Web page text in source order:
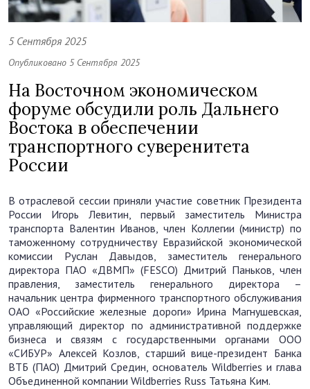
5 Сентября 2025
Опубликовано 5 Сентября 2025
На Восточном экономическом
форуме обсудили роль Дальнего
Востока в обеспечении
транспортного суверенитета
России
В отраслевой сессии приняли участие советник Президента
России Игорь Левитин, первый заместитель Министра
транспорта Валентин Иванов, член Коллегии (министр) по
таможенному сотрудничеству Евразийской экономической
комиссии Руслан Давыдов, заместитель генерального
директора ПАО «ДВМП» (FESCO) Дмитрий Паньков, член
правления, заместитель генерального директора –
начальник центра фирменного транспортного обслуживания
ОАО «Российские железные дороги» Ирина Магнушевская,
управляющий директор по административной поддержке
бизнеса и связям с государственными органами ООО
«СИБУР» Алексей Козлов, старший вице-президент Банка
ВТБ (ПАО) Дмитрий Средин, основатель Wildberries и глава
Объединенной компании Wildberries Russ Татьяна Ким.